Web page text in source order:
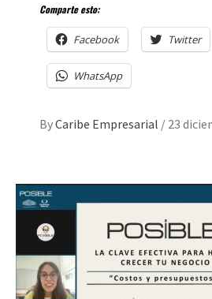
Comparte esto:
Facebook Twitter
WhatsApp
ByCaribe Empresarial / 23